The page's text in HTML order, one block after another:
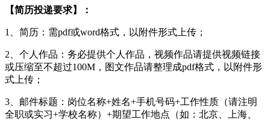
【简历投递要求】：
1、简历：需pdf或word格式，以附件形式上传；
2、个人作品：务必提供个人作品，视频作品请提供视频链接
或压缩至不超过100M，图文作品请整理成pdf格式，以附件形
式上传；
3、邮件标题：岗位名称+姓名+手机号码+工作性质（请注明
全职或实习+学校名称）+期望工作地点（如：北京、上海、